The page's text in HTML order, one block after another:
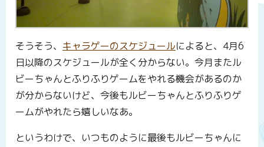
そうそう、 キャラゲーのスケジュールによると、4月6
日以降のスケジュールが全く分からない。今月またル
ビーちゃんとふりふりゲームをやれる機会があるのか
が分からないけど、今後もルビーちゃんとふりふりゲ
ームがやれたら嬉しいなあ。
というわけで、いつものように最後もルビーちゃんに